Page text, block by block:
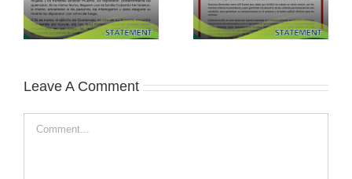
Leave A Comment
Comment